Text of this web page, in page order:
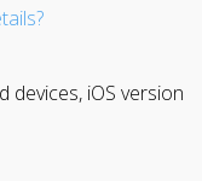
devices, iOS version